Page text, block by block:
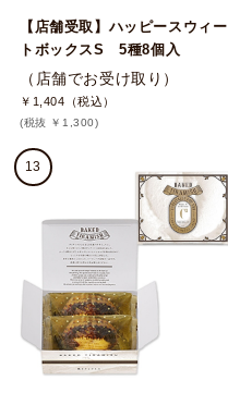
【店舗受取】ハッピースウィー
トボックスS 5種8個入
（店舗でお受け取り）
￥1,404（税込）
(税抜 ￥1,300)
13